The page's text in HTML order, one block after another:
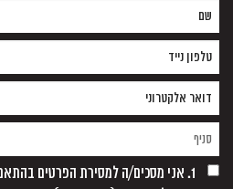
1. אני מסכים/ה למסירת הפרטים בהתאם